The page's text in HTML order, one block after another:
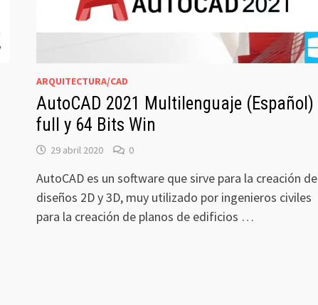
ARQUITECTURA/CAD
AutoCAD 2021 Multilenguaje (Español)
full y 64 Bits Win
29 abril 2020 0
AutoCAD es un software que sirve para la creación de
diseños 2D y 3D, muy utilizado por ingenieros civiles
para la creación de planos de edificios …